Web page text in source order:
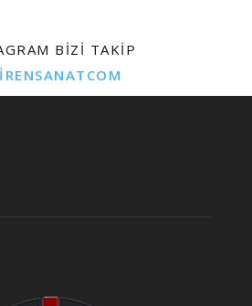
BIZI TAKIP